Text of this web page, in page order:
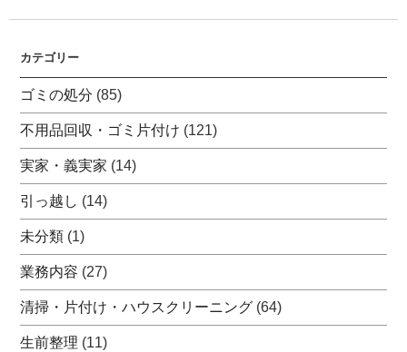
カテゴリー
ゴミの処分 (85)
不用品回収・ゴミ片付け (121)
実家・義実家 (14)
引っ越し (14)
未分類 (1)
業務内容 (27)
清掃・片付け・ハウスクリーニング (64)
生前整理 (11)